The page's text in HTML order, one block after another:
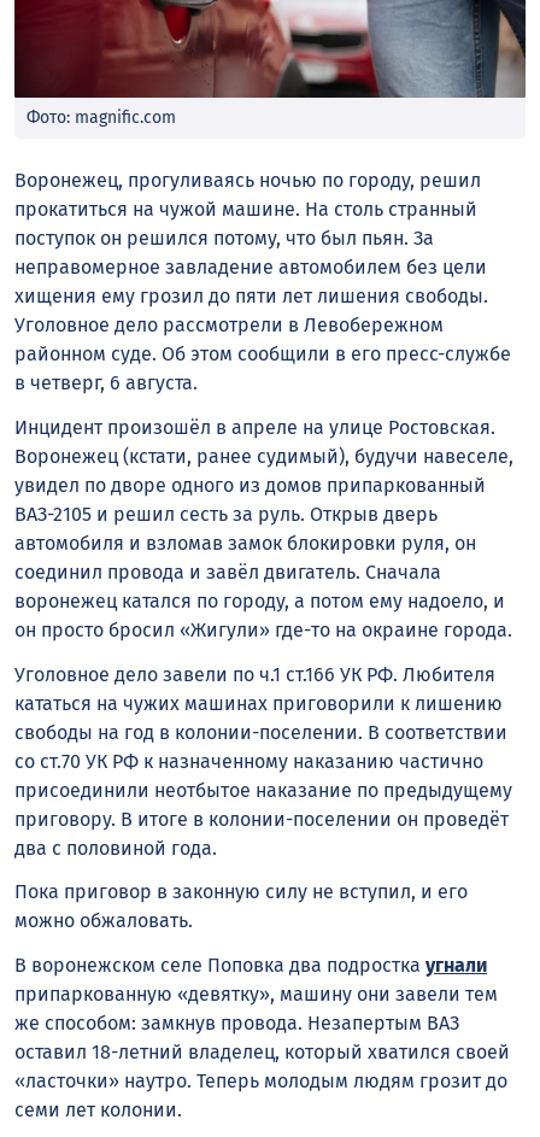
Фото: magnific.com
Воронежец, прогуливаясь ночью по городу, решил
прокатиться на чужой машине. На столь странный
поступок он решился потому, что был пьян. За
неправомерное завладение автомобилем без цели
хищения ему грозил до пяти лет лишения свободы.
Уголовное дело рассмотрели в Левобережном
районном суде. Об этом сообщили в его пресс-службе
в четверг, 6 августа.
Инцидент произошёл в апреле на улице Ростовская.
Воронежец (кстати, ранее судимый), будучи навеселе,
увидел по дворе одного из домов припаркованный
ВАЗ-2105 и решил сесть за руль. Открыв дверь
автомобиля и взломав замок блокировки руля, он
соединил провода и завёл двигатель. Сначала
воронежец катался по городу, а потом ему надоело, и
он просто бросил «Жигули» где-то на окраине города.
Уголовное дело завели по ч.1 ст.166 УК РФ. Любителя
кататься на чужих машинах приговорили к лишению
свободы на год в колонии-поселении. В соответствии
со ст.70 УК РФ к назначенному наказанию частично
присоединили неотбытое наказание по предыдущему
приговору. В итоге в колонии-поселении он проведёт
два с половиной года.
Пока приговор в законную силу не вступил, и его
можно обжаловать.
В воронежском селе Поповка два подростка угнали
припаркованную «девятку», машину они завели тем
же способом: замкнув провода. Незапертым ВАЗ
оставил 18-летний владелец, который хватился своей
«ласточки» наутро. Теперь молодым людям грозит до
семи лет колонии.